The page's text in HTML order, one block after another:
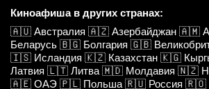
Киноафиша в других странах:
🇦🇺 Австралия 🇦🇿 Азербайджан 🇦🇲
Беларусь 🇧🇬 Болгария 🇬🇧
🇮🇸 Исландия 🇰🇿 Казахстан 🇰🇬
Латвия 🇱🇹 Литва 🇲🇩 Молдавия 🇳🇿
🇦🇪 ОАЭ 🇵🇱 Польша 🇷🇺 Россия 🇷🇴